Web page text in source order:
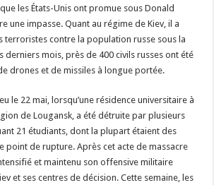
les États-Unis ont promue sous Donald
une impasse. Quant au régime de Kiev, il a
terroristes contre la population russe sous la
derniers mois, près de 400 civils russes ont été
drones et de missiles à longue portée.
le 22 mai, lorsqu’une résidence universitaire à
de Lougansk, a été détruite par plusieurs
21 étudiants, dont la plupart étaient des
point de rupture. Après cet acte de massacre
et maintenu son offensive militaire
et ses centres de décision. Cette semaine, les